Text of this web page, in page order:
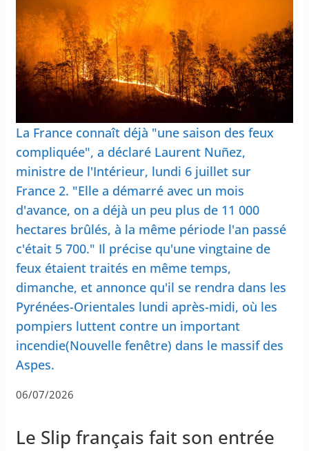
La France connaît déjà "une saison des feux
compliquée", a déclaré Laurent Nuñez,
ministre de l'Intérieur, lundi 6 juillet sur
France 2. "Elle a démarré avec un mois
d'avance, on a déjà un peu plus de 11 000
hectares brûlés, à la même période l'an passé
c'était 5 700." Il précise qu'une vingtaine de
feux étaient traités en même temps,
dimanche, et annonce qu'il se rendra dans les
Pyrénées-Orientales lundi après-midi, où les
pompiers luttent contre un important
incendie(Nouvelle fenêtre) dans le massif des
Aspes.
06/07/2026
Le Slip français fait son entrée